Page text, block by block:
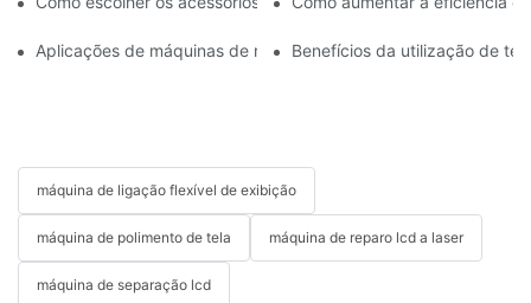
Aplicações de máquinas de reparo de celulares na
Benefícios da utilização de
máquina de ligação flexível de exibição
máquina de polimento de tela máquina de reparo lcd a laser
máquina de separação lcd